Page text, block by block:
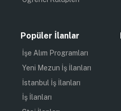
Popüler İlanlar
İşe Alım Programları
Yeni Mezun İş İlanları
İstanbul İş İlanları
İş İlanları